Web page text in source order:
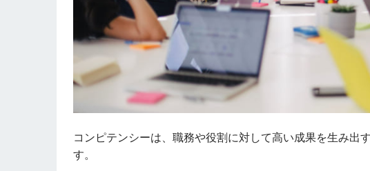
コンピテンシーは、職務や役割に対して高い成果を生み出
す。